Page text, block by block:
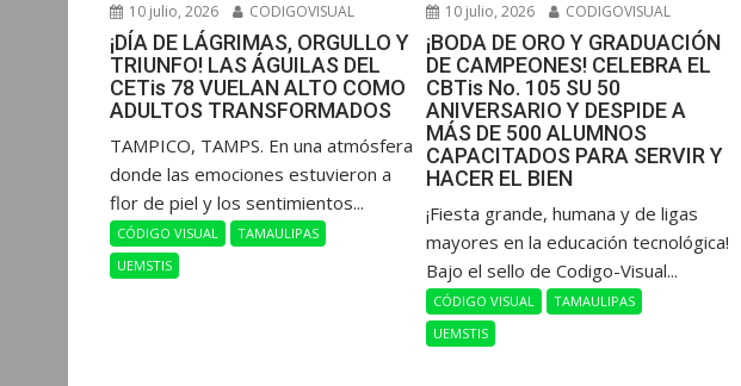
10 julio, 2026 CODIGOVISUAL
¡DÍA DE LÁGRIMAS, ORGULLO Y
TRIUNFO! LAS ÁGUILAS DEL
CETis 78 VUELAN ALTO COMO
ADULTOS TRANSFORMADOS
​TAMPICO, TAMPS. En una atmósfera
donde las emociones estuvieron a
flor de piel y los sentimientos...
CÓDIGO VISUAL
TAMAULIPAS
UEMSTIS
10 julio, 2026 CODIGOVISUAL
¡BODA DE ORO Y GRADUACIÓN
DE CAMPEONES! CELEBRA EL
CBTis No. 105 SU 50
ANIVERSARIO Y DESPIDE A
MÁS DE 500 ALUMNOS
CAPACITADOS PARA SERVIR Y
HACER EL BIEN
​¡Fiesta grande, humana y de ligas
mayores en la educación tecnológica!
Bajo el sello de Codigo-Visual...
CÓDIGO VISUAL
TAMAULIPAS
UEMSTIS